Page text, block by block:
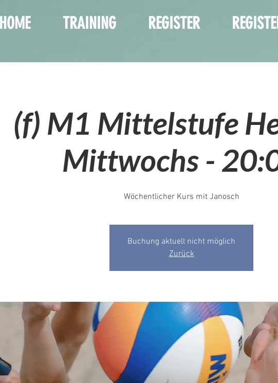
HOME TRAINING REGISTER
(f) M1 Mittelstufe
Mittwochs -
Wöchentlicher Kurs mit Janosch
Buchung aktuell nicht möglich
Zurück